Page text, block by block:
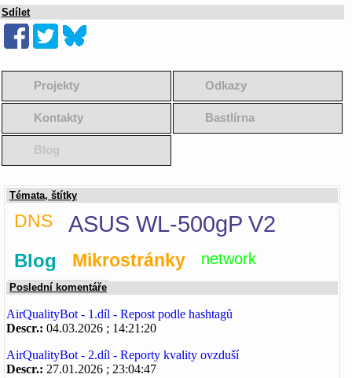
Sdílet
Projekty Odkazy
Kontakty Bastlírna
Blog
Témata, štítky
DNS ASUS WL-500gP V2
Blog Mikrostránky network
Poslední komentáře
AirQualityBot - 1.díl - Repost podle hashtagů
Descr.: 04.03.2026 ; 14:21:20
AirQualityBot - 2.díl - Reporty kvality ovzduší
Descr.: 27.01.2026 ; 23:04:47